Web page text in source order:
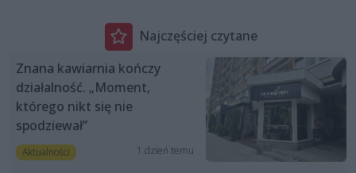
Najczęściej czytane
Znana kawiarnia kończy
działalność. „Moment,
którego nikt się nie
spodziewał”
Aktualności 1 dzień temu